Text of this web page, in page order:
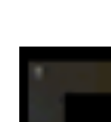
spaziare con i
Per farvi un
troppi libri